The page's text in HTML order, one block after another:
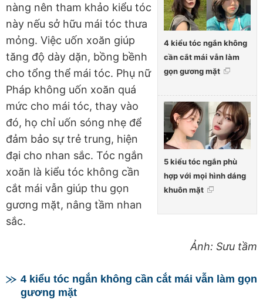
4 kiểu tóc ngắn không
cần cắt mái vẫn làm
gọn gương mặt
5 kiểu tóc ngắn phù
hợp với mọi hình dáng
khuôn mặt
nàng nên tham khảo kiểu tóc
này nếu sở hữu mái tóc thưa
mỏng. Việc uốn xoăn giúp
tăng độ dày dặn, bồng bềnh
cho tổng thể mái tóc. Phụ nữ
Pháp không uốn xoăn quá
mức cho mái tóc, thay vào
đó, họ chỉ uốn sóng nhẹ để
đảm bảo sự trẻ trung, hiện
đại cho nhan sắc. Tóc ngắn
xoăn là kiểu tóc không cần
cắt mái vẫn giúp thu gọn
gương mặt, nâng tầm nhan
sắc.
Ảnh: Sưu tầm
4 kiểu tóc ngắn không cần cắt mái vẫn làm gọn
gương mặt